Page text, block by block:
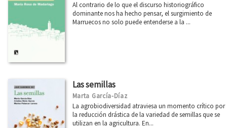
Al contrario de lo que el discurso historiográfico
dominante nos ha hecho pensar, el surgimiento de
Marruecos no solo puede entenderse a la ...
Las semillas
Marta García-Díaz
La agrobiodiversidad atraviesa un momento crítico por
la reducción drástica de la variedad de semillas que se
utilizan en la agricultura. En...